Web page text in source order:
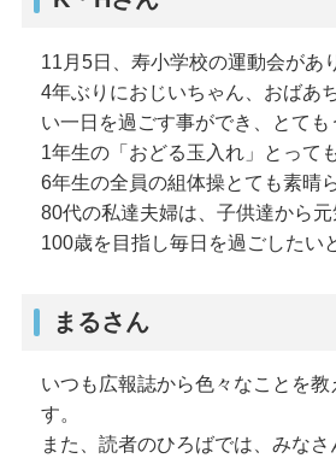
11月5日、寿小学校の運動会があ
4年ぶりにおじいちゃん、おばあ
い一日を過ごす事ができ、とても
1年生の「おどる玉入れ」とって
6年生の全員の組体操とても素晴
80代の私達夫婦は、子供達から
100歳を目指し毎日を過ごしたい
まるさん
いつも広報誌から色々なことを教
す。
また、読者のひろばでは、みな